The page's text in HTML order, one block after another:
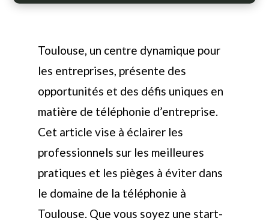
Toulouse, un centre dynamique pour
les entreprises, présente des
opportunités et des défis uniques en
matière de téléphonie d’entreprise.
Cet article vise à éclairer les
professionnels sur les meilleures
pratiques et les pièges à éviter dans
le domaine de la téléphonie à
Toulouse. Que vous soyez une start-